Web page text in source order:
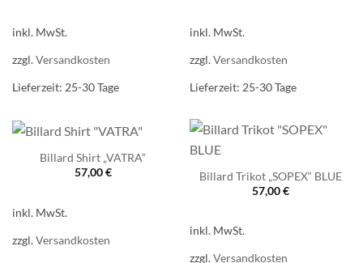
inkl. MwSt.
zzgl.Versandkosten
Lieferzeit: 25-30 Tage
inkl. MwSt.
zzgl.Versandkosten
Lieferzeit: 25-30 Tage
Billard Shirt „VATRA“
57,00€
inkl. MwSt.
zzgl.Versandkosten
Billard Trikot „SOPEX“ BLUE
57,00€
inkl. MwSt.
zzgl.Versandkosten